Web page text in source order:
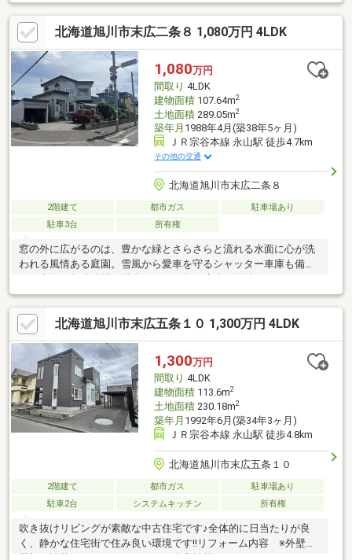
北海道旭川市末広二条８ 1,080万円 4LDK
1,080万円
間取り 4LDK
建物面積107.64m2
土地面積289.05m2
築年月 1988年4月(築38年5ヶ月)
ＪＲ宗谷本線 永山駅 徒歩4.7km
その他の交通
北海道旭川市末広二条８
2階建て 都市ガス
駐車場あり
駐車3台
所有権
窓の外に広がるのは、豊かな緑とさらさらと流れる水面に心が洗
われる風情ある庭園。雪風から愛車を守るシャッター車庫も備わ
ある4LDKの間取りは家族の笑顔を育み、陵雲小学校（521m）や
広陵中学校（464m）も身近で通学も安心。ただ住むだけでなく、
住まうほどに愛着が深まる物語が、ここから始まります
北海道旭川市末広五条１０ 1,300万円 4LDK
1,300万円
間取り 4LDK
建物面積113.6m2
土地面積230.18m2
築年月 1992年6月(築34年3ヶ月)
ＪＲ宗谷本線 永山駅 徒歩4.8km
北海道旭川市末広五条１０
2階建て 都市ガス
駐車場あり
駐車2台
システムキッチン 所有権
吹き抜けリビングが素敵な中古住宅です♪全体的に日当たりが良
く、静かな住宅街で住み良い環境です!!リフォーム内容 ※外壁・